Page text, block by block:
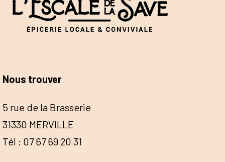
Nous trouver
5 rue de la Brasserie
31330 MERVILLE
Tél : 07 67 69 20 31